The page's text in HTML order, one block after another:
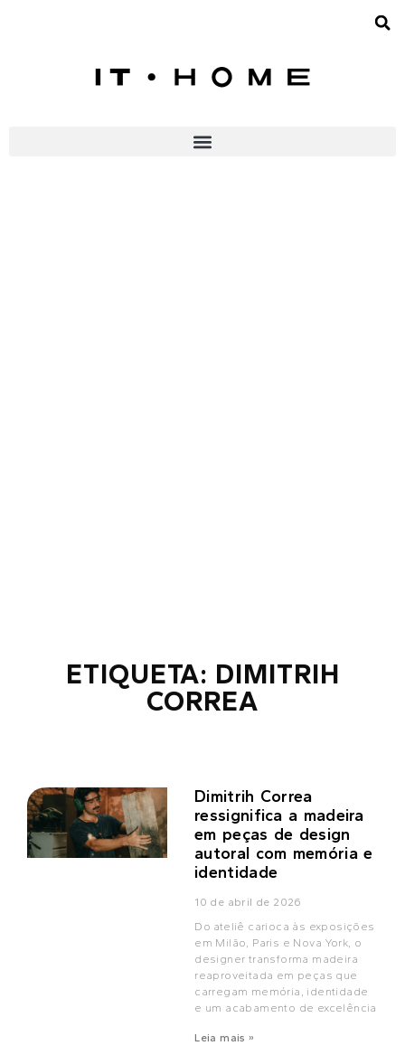
ETIQUETA: DIMITRIH
CORREA
Dimitrih Correa
ressignifica a madeira
em peças de design
autoral com memória e
identidade
10 de abril de 2026
Do ateliê carioca às exposições
em Milão, Paris e Nova York, o
designer transforma madeira
reaproveitada em peças que
carregam memória, identidade
e um acabamento de excelência
Leia mais »